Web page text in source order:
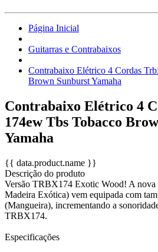
Página Inicial
Guitarras e Contrabaixos
Contrabaixo Elétrico 4 Cordas
Brown Sunburst Yamaha
Contrabaixo Elétrico 4
174ew Tbs Tobacco
Yamaha
{{ data.product.name }}
Descrição do produto
Versão TRBX174 Exotic Wood! A
Madeira Exótica) vem equipada com
(Mangueira), incrementando a
TRBX174.
Especificações